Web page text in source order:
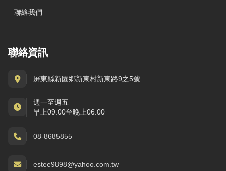
聯絡我們
聯絡資訊
屏東縣新園鄉新東村新東路9之5號
週一至週五
早上09:00至晚上06:00
08-8685855
estee9898@yahoo.com.tw